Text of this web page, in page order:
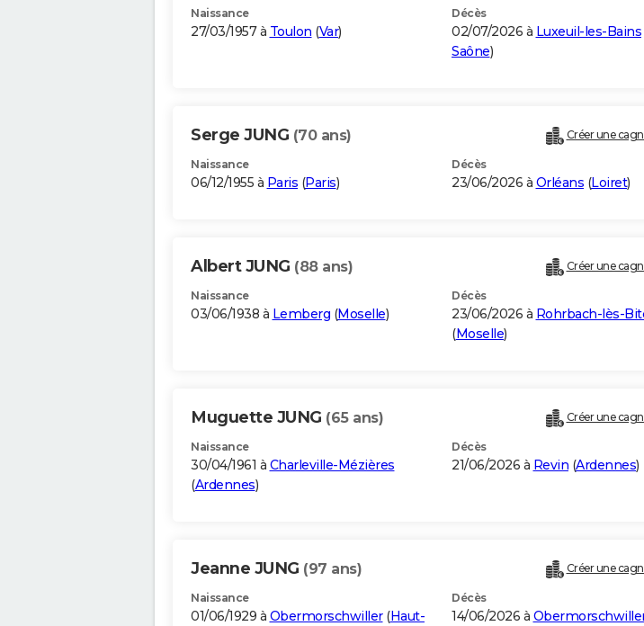
Naissance
27/03/1957 à Toulon (Var)
Décès
02/07/2026 à Luxeuil-les-Bains
Saône)
Serge JUNG (70 ans) Créer une
Naissance
06/12/1955 à Paris (Paris)
Décès
23/06/2026 à Orléans (Loiret)
Albert JUNG (88 ans) Créer une
Naissance
03/06/1938 à Lemberg (Moselle)
Décès
23/06/2026 à Rohrbach-lès-
(Moselle)
Muguette JUNG (65 ans) Créer une
Naissance
30/04/1961 à Charleville-Mézières
(Ardennes)
Décès
21/06/2026 à Revin (Ardennes)
Jeanne JUNG (97 ans) Créer une
Naissance
01/06/1929 à Obermorschwiller(Haut-
Décès
14/06/2026 à